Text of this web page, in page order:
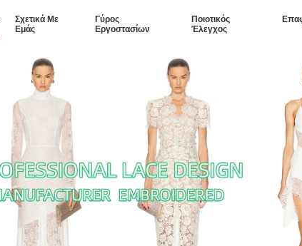
Σχετικά Με
Εμάς
Γύρος
Εργοστασίων
Ποιοτικός
Έλεγχος